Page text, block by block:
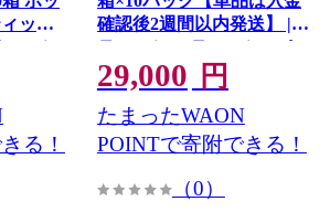
ッシ
ッシ
品 消
必需
蓄 防
ー て
る！
確認後2週間以内発送】 |
ティッシュ ティッシュペ
ーパー ボックスティッシ
ュ 箱ティッシュ 国産 保湿
濃厚保湿 高品質 鼻に優し
い やわらか 花粉 鼻炎 風邪
消耗品 必需品 生活用品 ま
29,000 円
たまったWAON
POINTで寄附できる！
（0）